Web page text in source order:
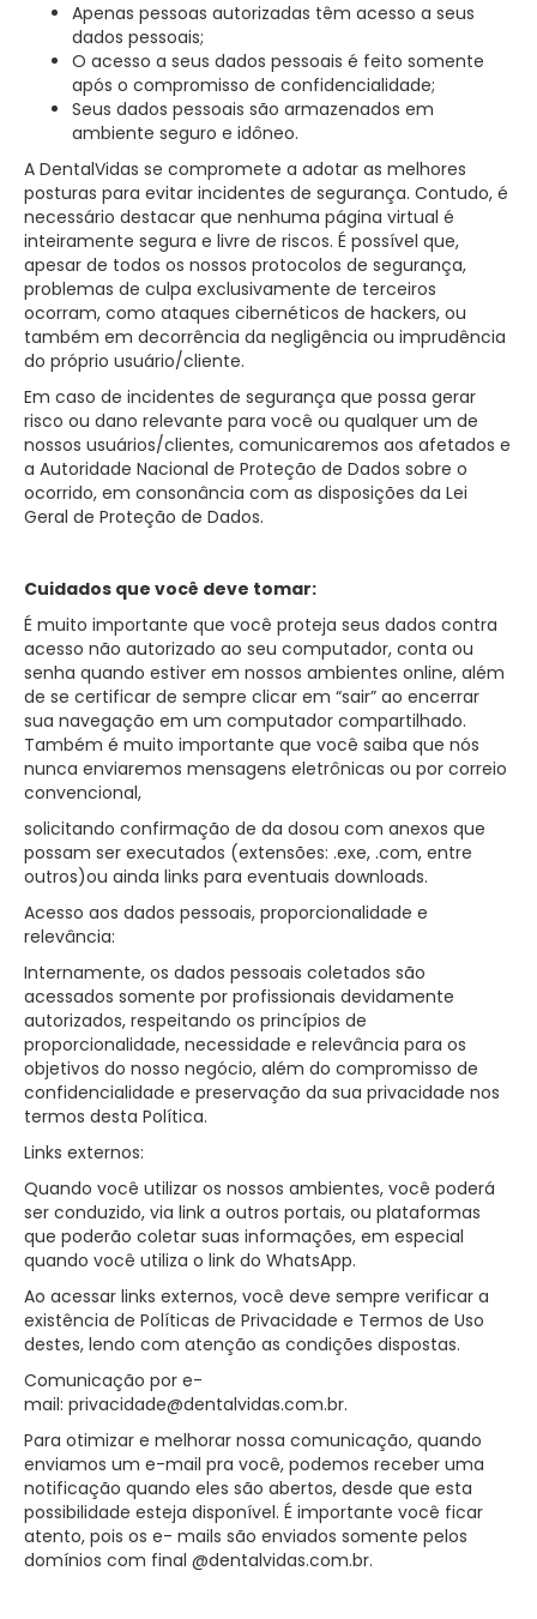
Apenas pessoas autorizadas têm acesso a seus
dados pessoais;
O acesso a seus dados pessoais é feito somente
após o compromisso de confidencialidade;
Seus dados pessoais são armazenados em
ambiente seguro e idôneo.
A DentalVidas se compromete a adotar as melhores
posturas para evitar incidentes de segurança. Contudo, é
necessário destacar que nenhuma página virtual é
inteiramente segura e livre de riscos. É possível que,
apesar de todos os nossos protocolos de segurança,
problemas de culpa exclusivamente de terceiros
ocorram, como ataques cibernéticos de hackers, ou
também em decorrência da negligência ou imprudência
do próprio usuário/cliente.
Em caso de incidentes de segurança que possa gerar
risco ou dano relevante para você ou qualquer um de
nossos usuários/clientes, comunicaremos aos afetados e
a Autoridade Nacional de Proteção de Dados sobre o
ocorrido, em consonância com as disposições da Lei
Geral de Proteção de Dados.
Cuidados que você deve tomar:
É muito importante que você proteja seus dados contra
acesso não autorizado ao seu computador, conta ou
senha quando estiver em nossos ambientes online, além
de se certificar de sempre clicar em “sair” ao encerrar
sua navegação em um computador compartilhado.
Também é muito importante que você saiba que nós
nunca enviaremos mensagens eletrônicas ou por correio
convencional,
solicitando confirmação de da dosou com anexos que
possam ser executados (extensões: .exe, .com, entre
outros)ou ainda links para eventuais downloads.
Acesso aos dados pessoais, proporcionalidade e
relevância:
Internamente, os dados pessoais coletados são
acessados somente por profissionais devidamente
autorizados, respeitando os princípios de
proporcionalidade, necessidade e relevância para os
objetivos do nosso negócio, além do compromisso de
confidencialidade e preservação da sua privacidade nos
termos desta Política.
Links externos:
Quando você utilizar os nossos ambientes, você poderá
ser conduzido, via link a outros portais, ou plataformas
que poderão coletar suas informações, em especial
quando você utiliza o link do WhatsApp.
Ao acessar links externos, você deve sempre verificar a
existência de Políticas de Privacidade e Termos de Uso
destes, lendo com atenção as condições dispostas.
Comunicação por e-
mail: privacidade@dentalvidas.com.br.
Para otimizar e melhorar nossa comunicação, quando
enviamos um e-mail pra você, podemos receber uma
notificação quando eles são abertos, desde que esta
possibilidade esteja disponível. É importante você ficar
atento, pois os e- mails são enviados somente pelos
domínios com final @dentalvidas.com.br.